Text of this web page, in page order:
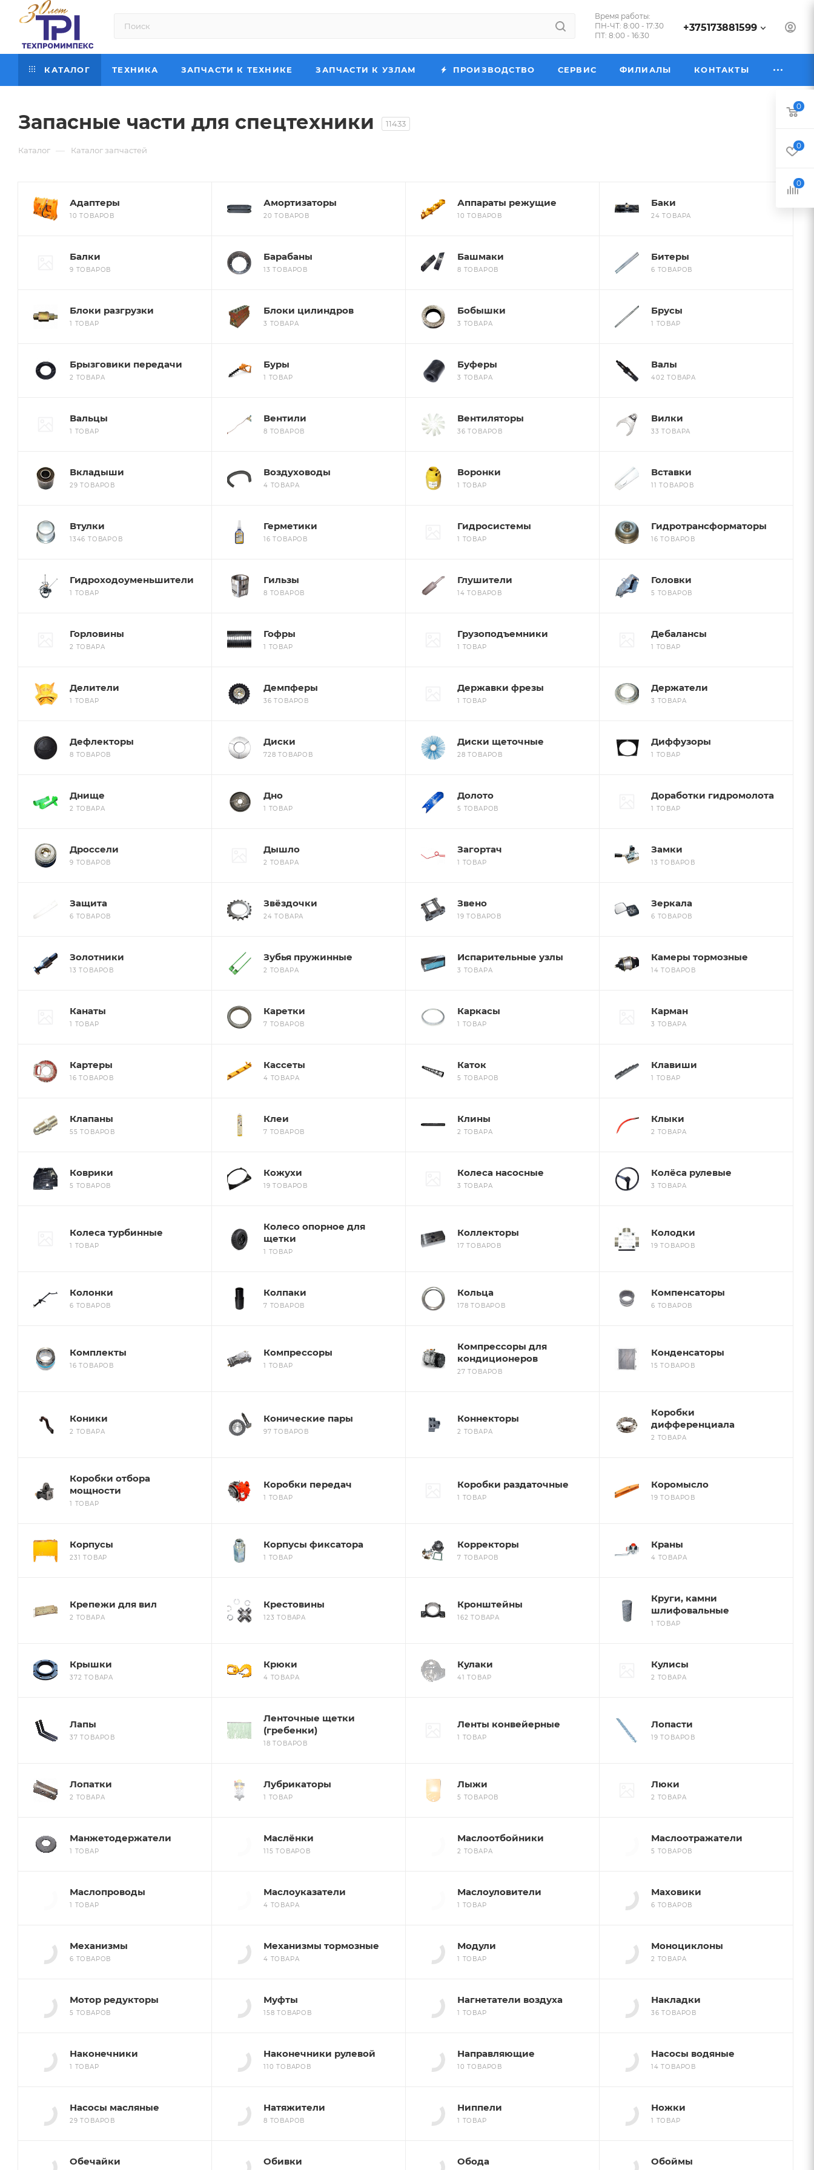
Время работы:
ПН-ЧТ: 8:00 - 17:30
ПТ: 8:00 - 16:30
+375173881599
КАТАЛОГ ТЕХНИКА ЗАПЧАСТИ К ТЕХНИКЕ ЗАПЧАСТИ К УЗЛАМ ПРОИЗВОДСТВО СЕРВИС ФИЛИАЛЫ КОНТАКТЫ
Запасные части для спецтехники 11433
Каталог — Каталог запчастей
Адаптеры
10 ТОВАРОВ
Амортизаторы
20 ТОВАРОВ
Аппараты режущие
10 ТОВАРОВ
Баки
24 ТОВАРА
Балки
9 ТОВАРОВ
Барабаны
13 ТОВАРОВ
Башмаки
8 ТОВАРОВ
Битеры
6 ТОВАРОВ
Блоки разгрузки
1 ТОВАР
Блоки цилиндров
3 ТОВАРА
Бобышки
3 ТОВАРА
Брусы
1 ТОВАР
Брызговики передачи
2 ТОВАРА
Буры
1 ТОВАР
Буферы
3 ТОВАРА
Валы
402 ТОВАРА
Вальцы
1 ТОВАР
Вентили
8 ТОВАРОВ
Вентиляторы
36 ТОВАРОВ
Вилки
33 ТОВАРА
Вкладыши
29 ТОВАРОВ
Воздуховоды
4 ТОВАРА
Воронки
1 ТОВАР
Вставки
11 ТОВАРОВ
Втулки
1346 ТОВАРОВ
Герметики
16 ТОВАРОВ
Гидросистемы
1 ТОВАР
Гидротрансформаторы
16 ТОВАРОВ
Гидроходоуменьшители
1 ТОВАР
Гильзы
8 ТОВАРОВ
Глушители
14 ТОВАРОВ
Головки
5 ТОВАРОВ
Горловины
2 ТОВАРА
Гофры
1 ТОВАР
Грузоподъемники
1 ТОВАР
Дебалансы
1 ТОВАР
Делители
1 ТОВАР
Демпферы
36 ТОВАРОВ
Державки фрезы
1 ТОВАР
Держатели
3 ТОВАРА
Дефлекторы
8 ТОВАРОВ
Диски
728 ТОВАРОВ
Диски щеточные
28 ТОВАРОВ
Диффузоры
1 ТОВАР
Днище
2 ТОВАРА
Дно
1 ТОВАР
Долото
5 ТОВАРОВ
Доработки гидромолота
1 ТОВАР
Дроссели
9 ТОВАРОВ
Дышло
2 ТОВАРА
Загортач
1 ТОВАР
Замки
13 ТОВАРОВ
Защита
6 ТОВАРОВ
Звёздочки
24 ТОВАРА
Звено
19 ТОВАРОВ
Зеркала
6 ТОВАРОВ
Золотники
13 ТОВАРОВ
Зубья пружинные
2 ТОВАРА
Испарительные узлы
3 ТОВАРА
Камеры тормозные
14 ТОВАРОВ
Канаты
1 ТОВАР
Каретки
7 ТОВАРОВ
Каркасы
1 ТОВАР
Карман
3 ТОВАРА
Картеры
16 ТОВАРОВ
Кассеты
4 ТОВАРА
Каток
5 ТОВАРОВ
Клавиши
1 ТОВАР
Клапаны
55 ТОВАРОВ
Клеи
7 ТОВАРОВ
Клины
2 ТОВАРА
Клыки
2 ТОВАРА
Коврики
5 ТОВАРОВ
Кожухи
19 ТОВАРОВ
Колеса насосные
3 ТОВАРА
Колёса рулевые
3 ТОВАРА
Колеса турбинные
1 ТОВАР
Колесо опорное для
щетки
1 ТОВАР
Коллекторы
17 ТОВАРОВ
Колодки
19 ТОВАРОВ
Колонки
6 ТОВАРОВ
Колпаки
7 ТОВАРОВ
Кольца
178 ТОВАРОВ
Компенсаторы
6 ТОВАРОВ
Комплекты
16 ТОВАРОВ
Компрессоры
1 ТОВАР
Компрессоры для
кондиционеров
27 ТОВАРОВ
Конденсаторы
15 ТОВАРОВ
Коники
2 ТОВАРА
Конические пары
97 ТОВАРОВ
Коннекторы
2 ТОВАРА
Коробки
дифференциала
2 ТОВАРА
Коробки отбора
мощности
1 ТОВАР
Коробки передач
1 ТОВАР
Коробки раздаточные
1 ТОВАР
Коромысло
19 ТОВАРОВ
Корпусы
231 ТОВАР
Корпусы фиксатора
1 ТОВАР
Корректоры
7 ТОВАРОВ
Краны
4 ТОВАРА
Крепежи для вил
2 ТОВАРА
Крестовины
123 ТОВАРА
Кронштейны
162 ТОВАРА
Круги, камни
шлифовальные
1 ТОВАР
Крышки
372 ТОВАРА
Крюки
4 ТОВАРА
Кулаки
41 ТОВАР
Кулисы
2 ТОВАРА
Лапы
37 ТОВАРОВ
Ленточные щетки
(гребенки)
18 ТОВАРОВ
Ленты конвейерные
1 ТОВАР
Лопасти
19 ТОВАРОВ
Лопатки
2 ТОВАРА
Лубрикаторы
1 ТОВАР
Лыжи
5 ТОВАРОВ
Люки
2 ТОВАРА
Манжетодержатели
1 ТОВАР
Маслёнки
115 ТОВАРОВ
Маслоотбойники
2 ТОВАРА
Маслоотражатели
5 ТОВАРОВ
Маслопроводы
1 ТОВАР
Маслоуказатели
4 ТОВАРА
Маслоуловители
1 ТОВАР
Маховики
6 ТОВАРОВ
Механизмы
6 ТОВАРОВ
Механизмы тормозные
4 ТОВАРА
Модули
1 ТОВАР
Моноциклоны
2 ТОВАРА
Мотор редукторы
5 ТОВАРОВ
Муфты
158 ТОВАРОВ
Нагнетатели воздуха
1 ТОВАР
Накладки
36 ТОВАРОВ
Наконечники
1 ТОВАР
Наконечники рулевой
110 ТОВАРОВ
Направляющие
10 ТОВАРОВ
Насосы водяные
14 ТОВАРОВ
Насосы масляные
29 ТОВАРОВ
Натяжители
8 ТОВАРОВ
Ниппели
1 ТОВАР
Ножки
1 ТОВАР
Обечайки Обивки Обода Обоймы
0
0
0